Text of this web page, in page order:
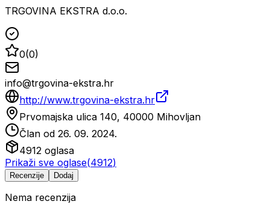
TRGOVINA EKSTRA d.o.o.
0(0)
info@trgovina-ekstra.hr
http://www.trgovina-ekstra.hr
Prvomajska ulica 140, 40000 Mihovljan
Član od 26. 09. 2024.
4912 oglasa
Prikaži sve oglase(4912)
Recenzije Dodaj
Nema recenzija